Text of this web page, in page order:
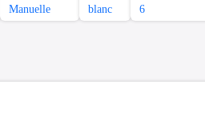
Manuelle blanc 6